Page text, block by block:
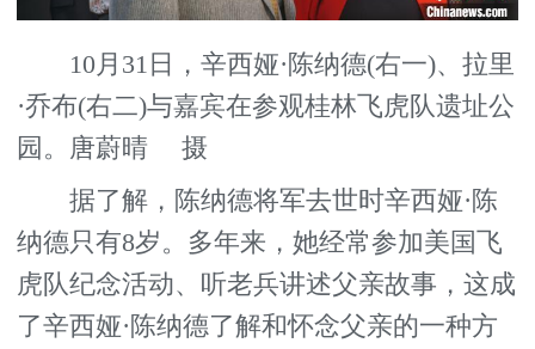
10月31日，辛西娅·陈纳德(右一)、拉里
·乔布(右二)与嘉宾在参观桂林飞虎队遗址公
园。唐蔚晴 摄
据了解，陈纳德将军去世时辛西娅·陈
纳德只有8岁。多年来，她经常参加美国飞
虎队纪念活动、听老兵讲述父亲故事，这成
了辛西娅·陈纳德了解和怀念父亲的一种方